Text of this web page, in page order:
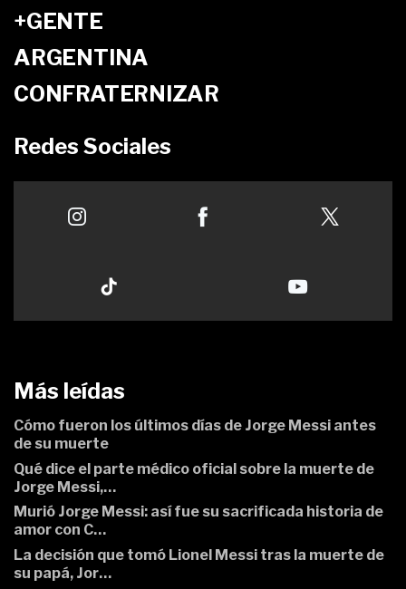
+GENTE
ARGENTINA
CONFRATERNIZAR
Redes Sociales
Más leídas
Cómo fueron los últimos días de Jorge Messi antes
de su muerte
Qué dice el parte médico oficial sobre la muerte de
Jorge Messi,…
Murió Jorge Messi: así fue su sacrificada historia de
amor con C…
La decisión que tomó Lionel Messi tras la muerte de
su papá, Jor…